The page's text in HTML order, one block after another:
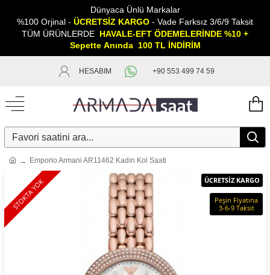
Dünyaca Ünlü Markalar
%100 Orjinal - ÜCRETSİZ KARGO - Vade Farksız 3/6/9 Taksit
TÜM ÜRÜNLERDE HAVALE-EFT ÖDEMELERİNDE %10 +
Sepette Anında 100 TL İNDİRİM
HESABIM +90 553 499 74 59
Emporio Armani AR11462 Kadın Kol Saati
ÜCRETSİZ KARGO
Peşin Fiyatına
3-6-9 Taksit
STOKTA YOK